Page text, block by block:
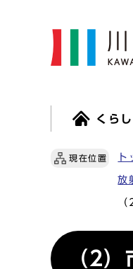
くら
現在位置 ト
放
（2